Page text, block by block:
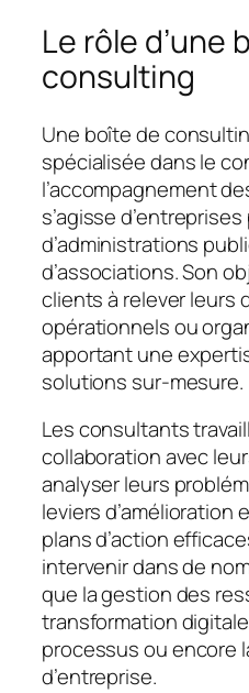
Le rôle d’une
consulting
Une boîte de
spécialisée dans le
l’accompagnement
s’agisse
d’administrations
d’associations. Son
clients à relever leurs
opérationnels ou
apportant une
solutions sur-mesure.
Les consultants
collaboration avec
analyser leurs
leviers d’amélioration
plans d’action
intervenir dans de
que la gestion des
transformation
processus ou encore
d’entreprise.